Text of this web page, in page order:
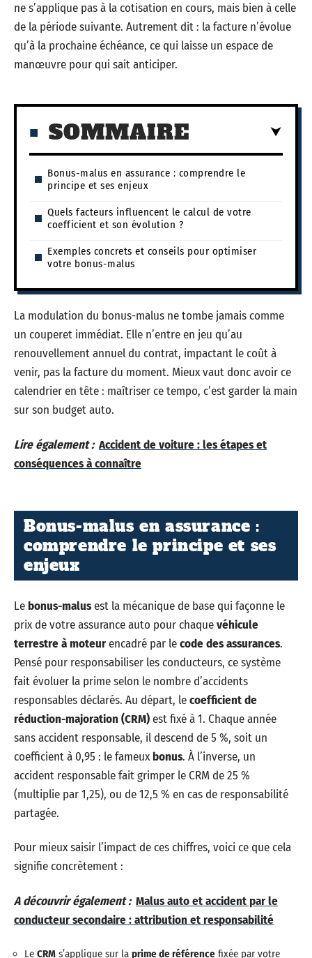
ne s’applique pas à la cotisation en cours, mais bien à celle
de la période suivante. Autrement dit : la facture n’évolue
qu’à la prochaine échéance, ce qui laisse un espace de
manœuvre pour qui sait anticiper.
SOMMAIRE
Bonus-malus en assurance : comprendre le
principe et ses enjeux
Quels facteurs influencent le calcul de votre
coefficient et son évolution ?
Exemples concrets et conseils pour optimiser
votre bonus-malus
La modulation du bonus-malus ne tombe jamais comme
un couperet immédiat. Elle n’entre en jeu qu’au
renouvellement annuel du contrat, impactant le coût à
venir, pas la facture du moment. Mieux vaut donc avoir ce
calendrier en tête : maîtriser ce tempo, c’est garder la main
sur son budget auto.
Lire également : Accident de voiture : les étapes et
conséquences à connaître
Bonus-malus en assurance :
comprendre le principe et ses
enjeux
Lebonus-malusest la mécanique de base qui façonne le
prix de votre assurance auto pour chaquevéhicule
terrestre à moteurencadré par lecode des assurances.
Pensé pour responsabiliser les conducteurs, ce système
fait évoluer la prime selon le nombre d’accidents
responsables déclarés. Au départ, lecoefficient de
réduction-majoration (CRM)est fixé à 1. Chaque année
sans accident responsable, il descend de 5 %, soit un
coefficient à 0,95 : le fameuxbonus. À l’inverse, un
accident responsable fait grimper le CRM de 25 %
(multiplie par 1,25), ou de 12,5 % en cas de responsabilité
partagée.
Pour mieux saisir l’impact de ces chiffres, voici ce que cela
signifie concrètement :
A découvrir également : Malus auto et accident par le
conducteur secondaire : attribution et responsabilité
Le CRM s’applique sur la prime de référence fixée par votre